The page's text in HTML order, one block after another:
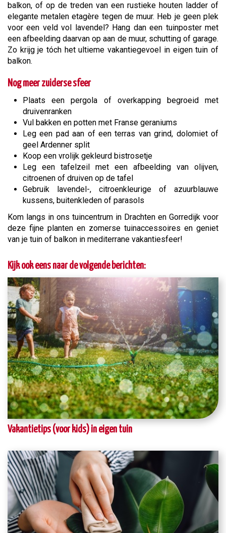
balkon, of op de treden van een rustieke houten ladder of
elegante metalen etagère tegen de muur. Heb je geen plek
voor een veld vol lavendel? Hang dan een tuinposter met
een afbeelding daarvan op aan de muur, schutting of garage.
Zo krijg je tóch het ultieme vakantiegevoel in eigen tuin of
balkon.
Nog meer zuiderse sfeer
Plaats een pergola of overkapping begroeid met
druivenranken
Vul bakken en potten met Franse geraniums
Leg een pad aan of een terras van grind, dolomiet of
geel Ardenner split
Koop een vrolijk gekleurd bistrosetje
Leg een tafelzeil met een afbeelding van olijven,
citroenen of druiven op de tafel
Gebruik lavendel-, citroenkleurige of azuurblauwe
kussens, buitenkleden of parasols
Kom langs in ons tuincentrum in Drachten en Gorredijk voor
deze fijne planten en zomerse tuinaccessoires en geniet
van je tuin of balkon in mediterrane vakantiesfeer!
Kijk ook eens naar de volgende berichten:
Vakantietips (voor kids) in eigen tuin